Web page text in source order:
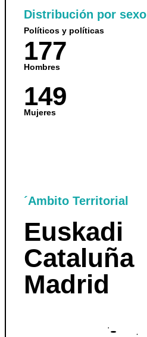
Distribución por sexo
Políticos y políticas
177
Hombres
149
Mujeres
´Ambito Territorial
Euskadi
Cataluña
Madrid